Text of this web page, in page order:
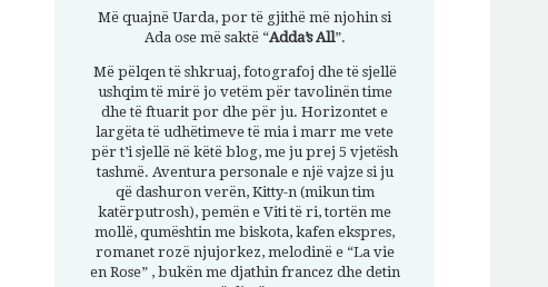
Më quajnë Uarda, por të gjithë më njohin si
Ada ose më saktë “Adda’s All”.
Më pëlqen të shkruaj, fotografoj dhe të sjellë
ushqim të mirë jo vetëm për tavolinën time
dhe të ftuarit por dhe për ju. Horizontet e
largëta të udhëtimeve të mia i marr me vete
për t’i sjellë në këtë blog, me ju prej 5 vjetësh
tashmë. Aventura personale e një vajze si ju
që dashuron verën, Kitty-n (mikun tim
katërputrosh), pemën e Viti të ri, tortën me
mollë, qumështin me biskota, kafen ekspres,
romanet rozë njujorkez, melodinë e “La vie
en Rose” , bukën me djathin francez dhe detin